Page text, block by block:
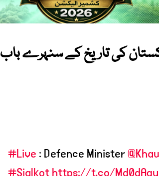
کی تاریخ کے سنہرے باب
#Live : Defence Minister